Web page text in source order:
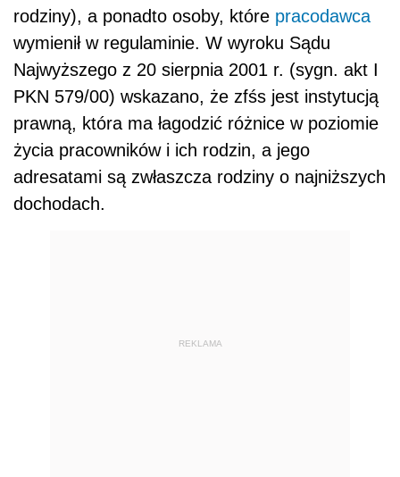
rodziny), a ponadto osoby, które pracodawca
wymienił w regulaminie. W wyroku Sądu
Najwyższego z 20 sierpnia 2001 r. (sygn. akt I
PKN 579/00) wskazano, że zfśs jest instytucją
prawną, która ma łagodzić różnice w poziomie
życia pracowników i ich rodzin, a jego
adresatami są zwłaszcza rodziny o najniższych
dochodach.
REKLAMA